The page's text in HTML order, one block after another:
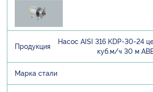
Насос AISI 316 KDP-30-24
куб.м/ч 30 м